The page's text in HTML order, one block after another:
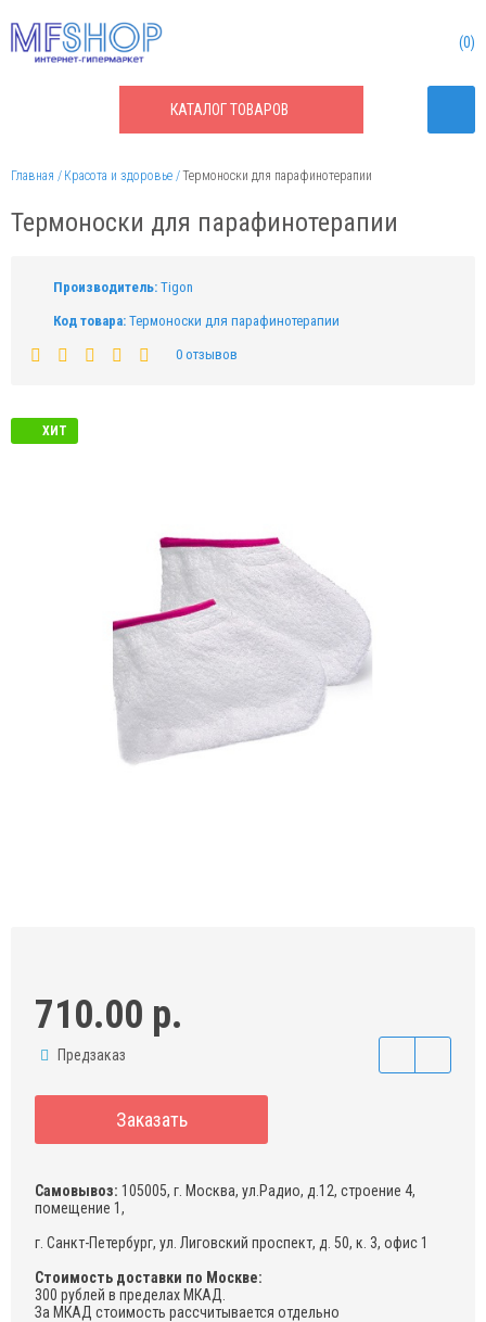
КАТАЛОГТОВАРОВ
0
Главная Красота и здоровье Термоноски для парафинотерапии
Термоноски для парафинотерапии
Производитель: Tigon
Код товара: Термоноски для парафинотерапии
0 отзывов
ХИТ
710.00 р.
Предзаказ
Заказать
Самовывоз: 105005, г. Москва, ул.Радио, д.12, строение 4,
помещение 1,
г. Санкт-Петербург, ул. Лиговский проспект, д. 50, к. 3, офис 1
Стоимость доставки по Москве:
300 рублей в пределах МКАД.
За МКАД стоимость рассчитывается отдельно